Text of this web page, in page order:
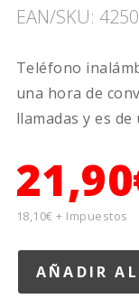
EAN/SKU:
Teléfono
una hora de
llamadas y es
18,10€ + Impuestos